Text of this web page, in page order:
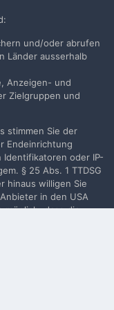
erstellen. Es
und/oder abrufen
Länder ausserhalb
Anzeigen- und
Zielgruppen und
stimmen Sie der
Endeinrichtung
oder IP-
§ 25 Abs. 1 TTDSG
hinaus willigen Sie
in den USA
möglich, dass die